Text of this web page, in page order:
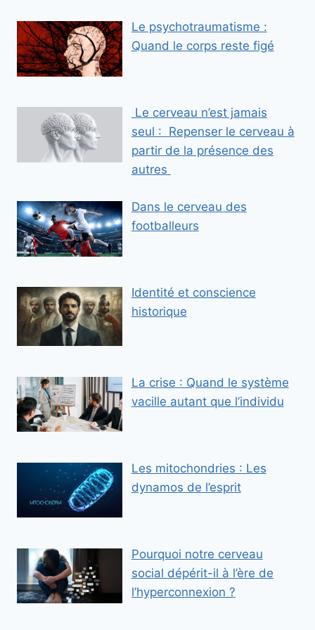
l
E
m
a
Le psychotraumatisme :
Quand le corps reste figé
Le cerveau n’est jamais
seul : Repenser le cerveau à
partir de la présence des
autres
Dans le cerveau des
footballeurs
Identité et conscience
historique
La crise : Quand le système
vacille autant que l’individu
Les mitochondries : Les
dynamos de l’esprit
Pourquoi notre cerveau
social dépérit-il à l’ère de
l’hyperconnexion ?